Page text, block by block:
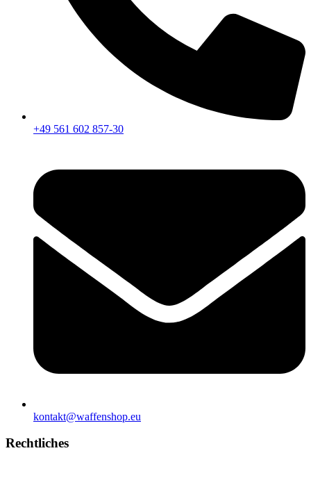
+49 561 602 857-30
kontakt@waffenshop.eu
Rechtliches